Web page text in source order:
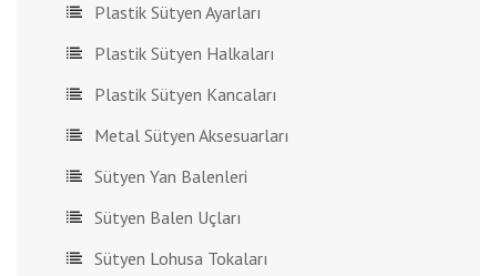
Plastik Sütyen Ayarları
Plastik Sütyen Halkaları
Plastik Sütyen Kancaları
Metal Sütyen Aksesuarları
Sütyen Yan Balenleri
Sütyen Balen Uçları
Sütyen Lohusa Tokaları